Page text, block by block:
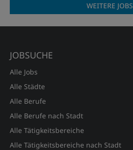
WEITERE JOBS
JOBSUCHE
Alle Jobs
Alle Städte
Alle Berufe
Alle Berufe nach Stadt
Alle Tätigkeitsbereiche
Alle Tätigkeitsbereiche nach Stadt